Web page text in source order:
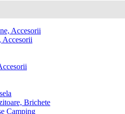
Accesorii
Accesorii
Brichete
Camping